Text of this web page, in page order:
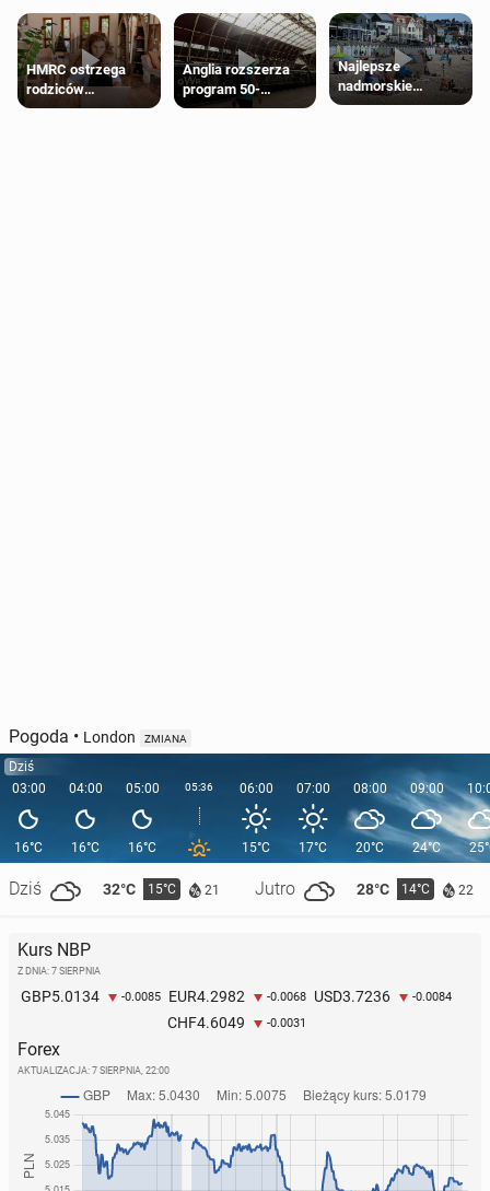
HMRC ostrzega
rodziców
pobierających Child
Anglia rozszerza
program 50-
procentowych
Najlepsze
nadmorskie
miasteczko blisko
Pogoda • London ZMIANA
Dziś
03:00
16°C
Dziś 32°C 15°C 21 Jutro 28°C 14°C 22
04:00
16°C
05:00
16°C
05:36 06:00
15°C
07:00
17°C
08:00
20°C
09:00
24°C
Kurs NBP
Z DNIA: 7 SIERPNIA
GBP5.0134 -0.0085 EUR4.2982 -0.0068 USD3.7236 -0.0084
CHF4.6049 -0.0031
Forex
AKTUALIZACJA: 7 SIERPNIA, 22:00